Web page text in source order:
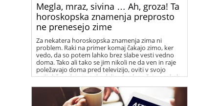
Megla, mraz, sivina … Ah, groza! Ta
horoskopska znamenja preprosto
ne prenesejo zime
Za nekatera horoskopska znamenja zima ni
problem. Raki na primer komaj čakajo zimo, ker
vedo, da so potem lahko brez slabe vesti vedno
doma. Tako ali tako se jim nikoli ne da ven in raje
poležavajo doma pred televizijo, oviti v svojo
najljubšo odejo in s skodelico toplega čaja v rokah.
mora …ste med njimi?